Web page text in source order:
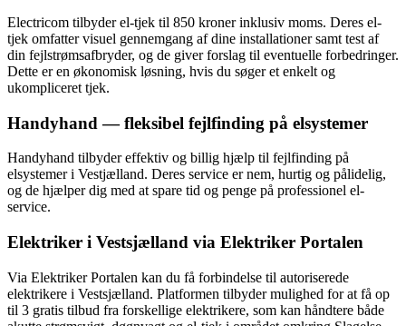
Electricom tilbyder el-tjek til 850 kroner inklusiv moms. Deres el-
tjek omfatter visuel gennemgang af dine installationer samt test af
din fejlstrømsafbryder, og de giver forslag til eventuelle forbedringer.
Dette er en økonomisk løsning, hvis du søger et enkelt og
ukompliceret tjek.
Handyhand — fleksibel fejlfinding på elsystemer
Handyhand tilbyder effektiv og billig hjælp til fejlfinding på
elsystemer i Vestjælland. Deres service er nem, hurtig og pålidelig,
og de hjælper dig med at spare tid og penge på professionel el-
service.
Elektriker i Vestsjælland via Elektriker Portalen
Via Elektriker Portalen kan du få forbindelse til autoriserede
elektrikere i Vestsjælland. Platformen tilbyder mulighed for at få op
til 3 gratis tilbud fra forskellige elektrikere, som kan håndtere både